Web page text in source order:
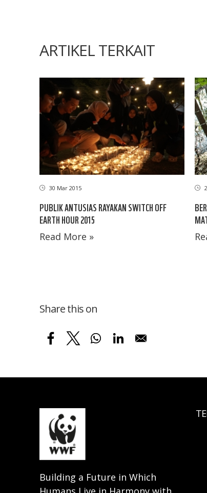
ARTIKEL TERKAIT
30 Mar 2015
PUBLIK ANTUSIAS RAYAKAN SWITCH OFF
EARTH HOUR 2015
Read More »
Share this on
Building a Future in Which